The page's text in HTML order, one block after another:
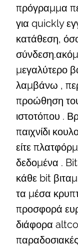
πρόγραμμα
για quickly
κατάθεση,
μεγαλύτερο
λαμβάνω ,
προώθηση
ιστοτόπου .
παιχνίδι
είτε
δεδομένα .
κάθε bit
τα μέσα
προσφορά
διάφορα